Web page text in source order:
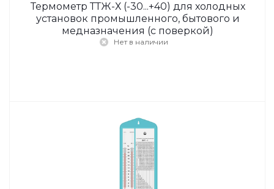
Термометр ТТЖ-Х (-30...+40) для холодных
установок промышленного, бытового и
медназначения (с поверкой)
Нет в наличии